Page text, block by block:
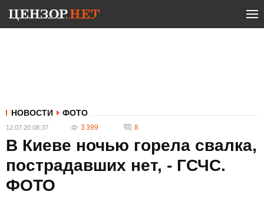
НОВОСТИ ФОТО
12.07.20 08:37 3 399 8
В Киеве ночью горела свалка,
пострадавших нет, - ГСЧС.
ФОТО